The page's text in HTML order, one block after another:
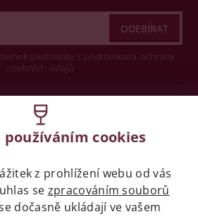
souhlasíte s podmínkami ochrany
osobních údajů
nápojů osobám
používáním cookies
z prohlížení webu od vás
se zpracováním souborů
dočasně ukládají ve vašem